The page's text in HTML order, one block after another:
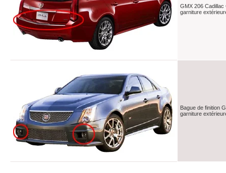
GMX 206
garniture
Bague de finition
garniture